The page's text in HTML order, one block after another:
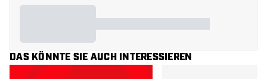
DAS KÖNNTE SIE AUCH INTERESSIEREN